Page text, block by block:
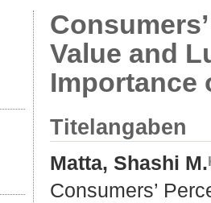
Value and
Importance
Titelangaben
Matta, Shashi M.
Consumers’